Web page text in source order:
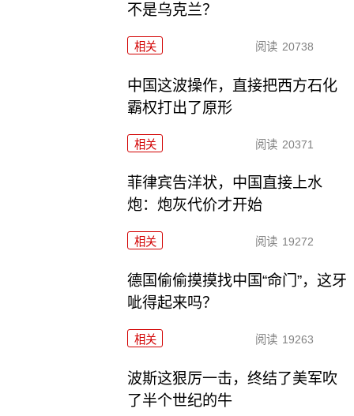
不是乌克兰？
相关 阅读 20738
中国这波操作，直接把西方石化
霸权打出了原形
相关 阅读 20371
菲律宾告洋状，中国直接上水
炮：炮灰代价才开始
相关 阅读 19272
德国偷偷摸摸找中国“命门”，这牙
呲得起来吗？
相关 阅读 19263
波斯这狠厉一击，终结了美军吹
了半个世纪的牛